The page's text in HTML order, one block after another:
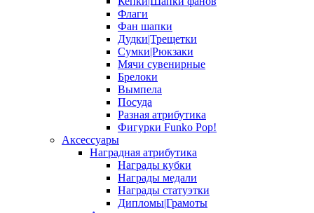
Флаги
Фан шапки
Дудки|Трещетки
Сумки|Рюкзаки
Мячи сувенирные
Брелоки
Вымпела
Посуда
Разная атрибутика
Фигурки Funko Pop!
Аксессуары
Наградная атрибутика
Награды кубки
Награды медали
Награды статуэтки
Дипломы|Грамоты